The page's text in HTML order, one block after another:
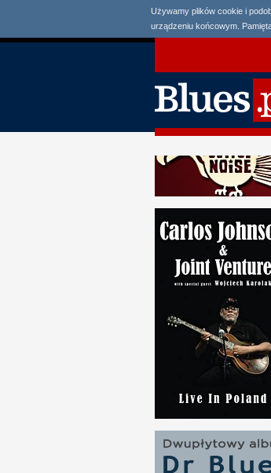
Używamy plików cookie i
urządzeniu końcowym.